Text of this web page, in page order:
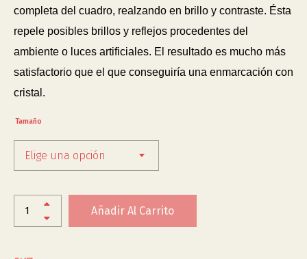
completa del cuadro, realzando en brillo y contraste. Ésta
repele posibles brillos y reflejos procedentes del
ambiente o luces artificiales. El resultado es mucho más
satisfactorio que el que conseguiría una enmarcación con
cristal.
Tamaño
Elige una opción
Añadir Al Carrito